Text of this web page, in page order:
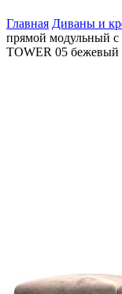
Главная Диваны и
прямой модульный
TOWER 05 бежевый